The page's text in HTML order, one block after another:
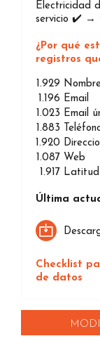
Electricidad
servicio ✔️ →
¿Por qué
registros
1.929
1.196 Email
1.023 Email
1.883
1.920
1.087 Web
1.917 Latitud
Última
Checklist
de datos